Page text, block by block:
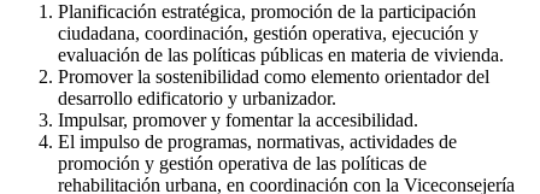
Planificación estratégica, promoción de la participación
ciudadana, coordinación, gestión operativa, ejecución y
evaluación de las políticas públicas en materia de vivienda.
Promover la sostenibilidad como elemento orientador del
desarrollo edificatorio y urbanizador.
Impulsar, promover y fomentar la accesibilidad.
El impulso de programas, normativas, actividades de
promoción y gestión operativa de las políticas de
rehabilitación urbana, en coordinación con la Viceconsejería